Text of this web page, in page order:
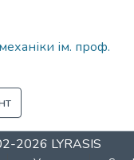
ім. проф.
2026 LYRASIS